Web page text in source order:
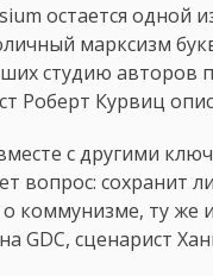
остается одной
марксизм
студию авторов
Роберт Курвиц
с другими
вопрос: сохранит
коммунизме, ту же
GDC, сценарист